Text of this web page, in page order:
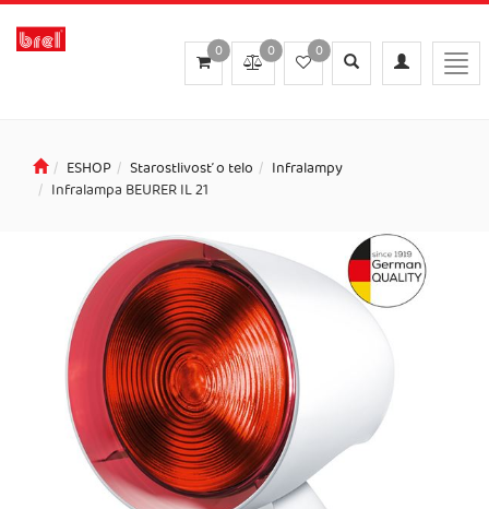
Toggle
navigation
Toggle
search
0
0
0
ESHOP Starostlivosť o telo
Infralampy
Infralampa BEURER IL 21